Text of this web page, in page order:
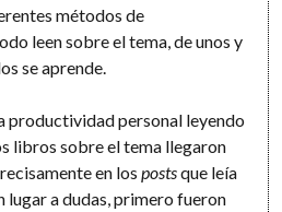
métodos de
leen sobre el tema, de unos y
se aprende.
productividad personal leyendo
libros sobre el tema llegaron
en lospostsque leía
lugar a dudas, primero fueron